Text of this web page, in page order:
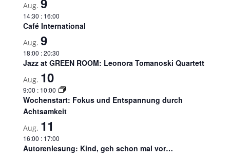
Aug.
14:30 : 16:00
Café International
Aug. 9
18:00 :20:30
Jazz at GREEN ROOM: Leonora Tomanoski Quartett
Aug. 10
9:00 : 10:00
Wochenstart: Fokus und Entspannung durch
Achtsamkeit
Aug. 11
16:00 : 17:00
Autorenlesung: Kind, geh schon mal vor…